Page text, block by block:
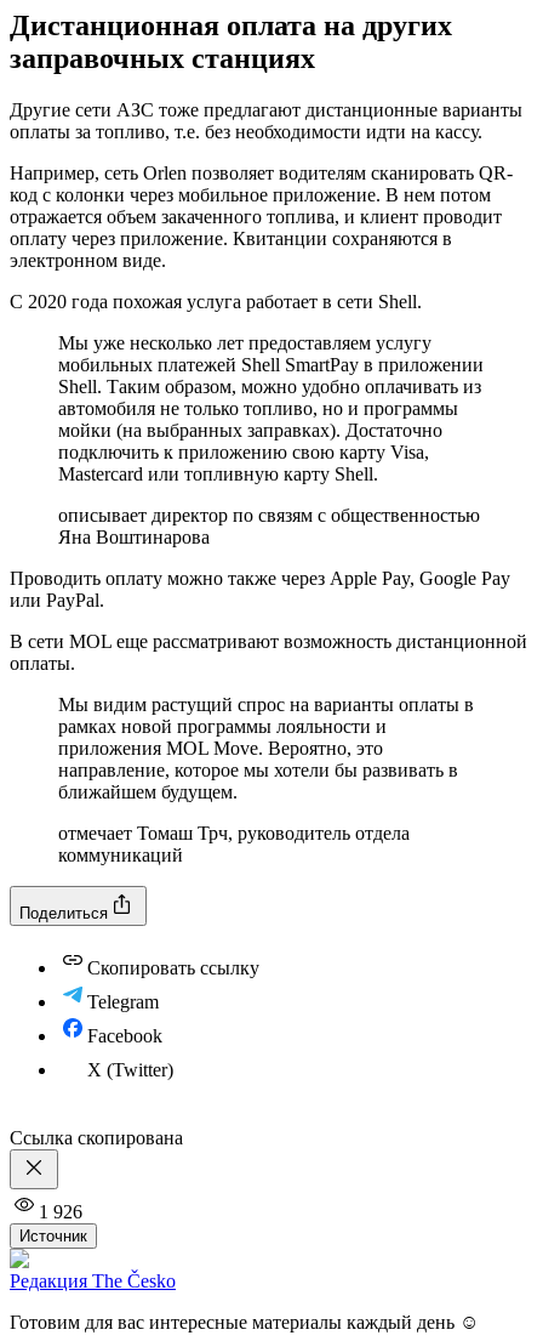
Дистанционная оплата на других
заправочных станциях
Другие сети АЗС тоже предлагают дистанционные варианты
оплаты за топливо, т.е. без необходимости идти на кассу.
Например, сеть Orlen позволяет водителям сканировать QR-
код с колонки через мобильное приложение. В нем потом
отражается объем закаченного топлива, и клиент проводит
оплату через приложение. Квитанции сохраняются в
электронном виде.
С 2020 года похожая услуга работает в сети Shell.
Мы уже несколько лет предоставляем услугу
мобильных платежей Shell SmartPay в приложении
Shell. Таким образом, можно удобно оплачивать из
автомобиля не только топливо, но и программы
мойки (на выбранных заправках). Достаточно
подключить к приложению свою карту Visa,
Mastercard или топливную карту Shell.
описывает директор по связям с общественностью
Яна Воштинарова
Проводить оплату можно также через Apple Pay, Google Pay
или PayPal.
В сети MOL еще рассматривают возможность дистанционной
оплаты.
Мы видим растущий спрос на варианты оплаты в
рамках новой программы лояльности и
приложения MOL Move. Вероятно, это
направление, которое мы хотели бы развивать в
ближайшем будущем.
отмечает Томаш Трч, руководитель отдела
коммуникаций
Поделиться
Скопировать ссылку
Telegram
Facebook
X (Twitter)
Ссылка скопирована
1 926
Источник
Редакция The Česko
Готовим для вас интересные материалы каждый день ☺️